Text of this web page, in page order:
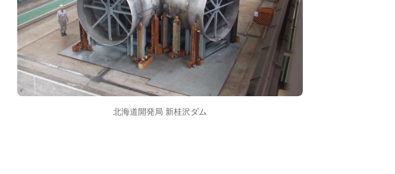
北海道開発局 新桂沢ダム